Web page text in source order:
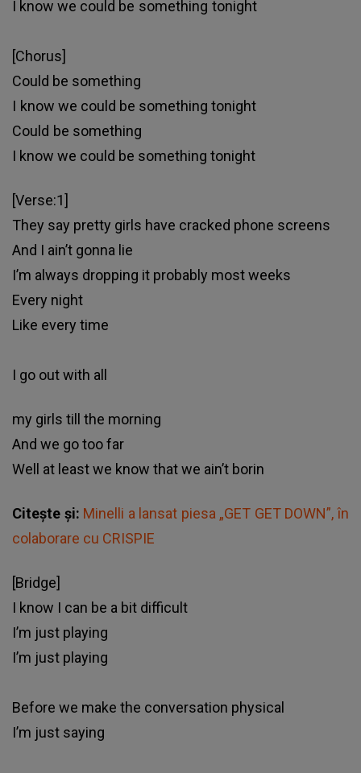
I know we could be something tonight
[Chorus]
Could be something
I know we could be something tonight
Could be something
I know we could be something tonight
[Verse:1]
They say pretty girls have cracked phone screens
And I ain’t gonna lie
I’m always dropping it probably most weeks
Every night
Like every time
I go out with all
my girls till the morning
And we go too far
Well at least we know that we ain’t borin
Citește și: Minelli a lansat piesa „GET GET DOWN”, în
colaborare cu CRISPIE
[Bridge]
I know I can be a bit difficult
I’m just playing
I’m just playing
Before we make the conversation physical
I’m just saying